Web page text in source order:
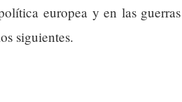
europea y en las
siguientes.